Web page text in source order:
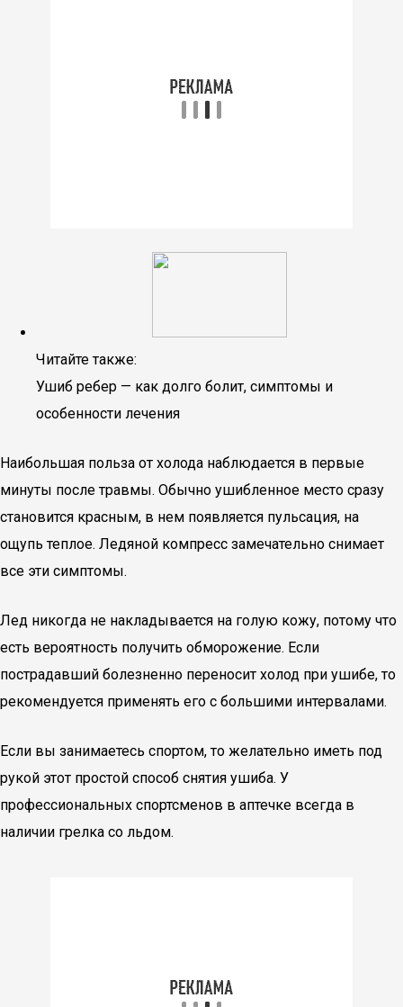
Читайте также:
Ушиб ребер — как долго болит, симптомы и
особенности лечения
Наибольшая польза от холода наблюдается в первые
минуты после травмы. Обычно ушибленное место сразу
становится красным, в нем появляется пульсация, на
ощупь теплое. Ледяной компресс замечательно снимает
все эти симптомы.
Лед никогда не накладывается на голую кожу, потому что
есть вероятность получить обморожение. Если
пострадавший болезненно переносит холод при ушибе, то
рекомендуется применять его с большими интервалами.
Если вы занимаетесь спортом, то желательно иметь под
рукой этот простой способ снятия ушиба. У
профессиональных спортсменов в аптечке всегда в
наличии грелка со льдом.